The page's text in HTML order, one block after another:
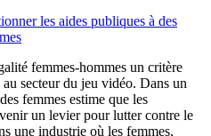
les aides publiques à des
femmes-hommes un critère
secteur du jeu vidéo. Dans un
femmes estime que les
un levier pour lutter contre le
une industrie où les femmes,